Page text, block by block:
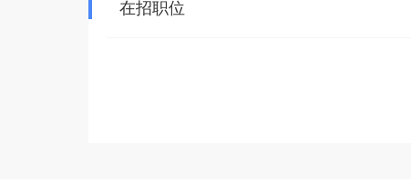
服务水平，为更多客户提供坚实可靠的法务支持，
在招职位